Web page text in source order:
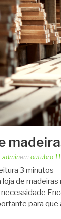
adminem outubro
3 minutos
loja de
para